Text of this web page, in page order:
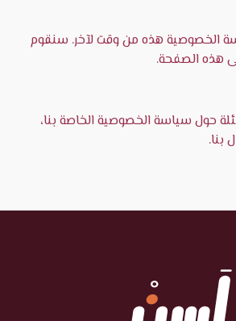
الخصوصية هذه من وقت لآخر. سنقوم
هذه الصفحة.
حول سياسة الخصوصية الخاصة بنا،
بنا.